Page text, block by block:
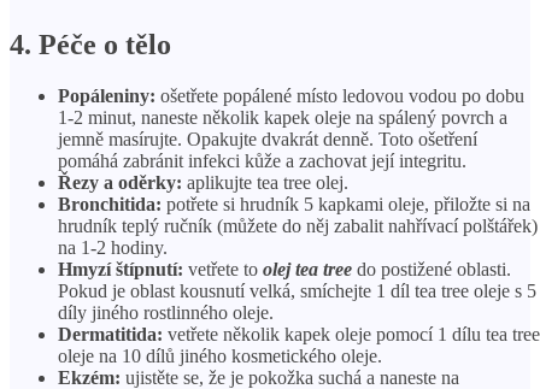
4. Péče o tělo
Popáleniny: ošetřete popálené místo ledovou vodou po dobu
1-2 minut, naneste několik kapek oleje na spálený povrch a
jemně masírujte. Opakujte dvakrát denně. Toto ošetření
pomáhá zabránit infekci kůže a zachovat její integritu.
Řezy a oděrky: aplikujte tea tree olej.
Bronchitida: potřete si hrudník 5 kapkami oleje, přiložte si na
hrudník teplý ručník (můžete do něj zabalit nahřívací polštářek)
na 1-2 hodiny.
Hmyzí štípnutí: vetřete to olej tea tree do postižené oblasti.
Pokud je oblast kousnutí velká, smíchejte 1 díl tea tree oleje s 5
díly jiného rostlinného oleje.
Dermatitida: vetřete několik kapek oleje pomocí 1 dílu tea tree
oleje na 10 dílů jiného kosmetického oleje.
Ekzém: ujistěte se, že je pokožka suchá a naneste na